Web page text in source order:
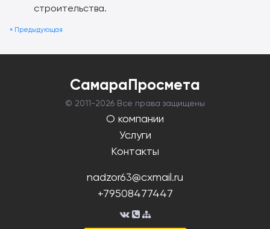
строительства.
« Предыдующая
СамараПросмета
© 2011-2026 Все права защищены
О компании
Услуги
Контакты
nadzor63@cxmail.ru
+79508477447